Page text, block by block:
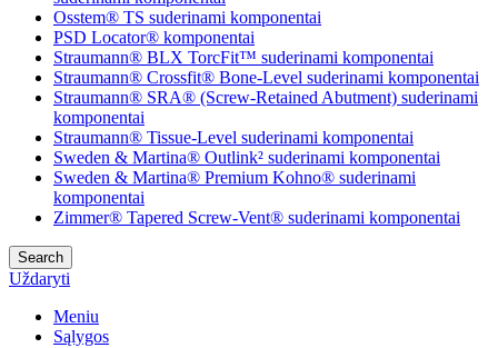
Osstem® TS suderinami komponentai
PSD Locator® komponentai
Straumann® BLX TorcFit™ suderinami komponentai
Straumann® Crossfit® Bone-Level suderinami komponentai
Straumann® SRA® (Screw-Retained Abutment) suderinami
komponentai
Straumann® Tissue-Level suderinami komponentai
Sweden & Martina® Outlink² suderinami komponentai
Sweden & Martina® Premium Kohno® suderinami
komponentai
Zimmer® Tapered Screw-Vent® suderinami komponentai
Search
Uždaryti
Meniu
Sąlygos